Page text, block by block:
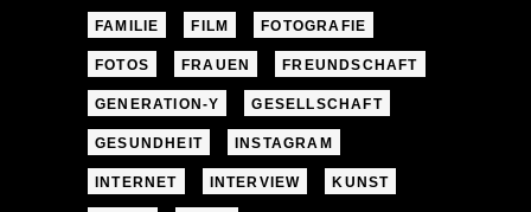
FAMILIE FILM FOTOGRAFIE
FOTOS FRAUEN FREUNDSCHAFT
GENERATION-Y GESELLSCHAFT
GESUNDHEIT INSTAGRAM
INTERNET INTERVIEW KUNST